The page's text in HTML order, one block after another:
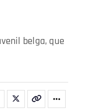
belga, que